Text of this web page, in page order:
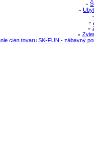
»
»
»
»
»
cien tovaru SK-FUN - zábavný